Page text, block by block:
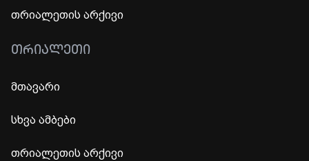
თრიალეთის არქივი
ᲗᲠᲘᲐᲚᲔᲗᲘ
მთავარი
სხვა ამბები
თრიალეთის არქივი